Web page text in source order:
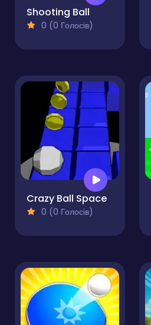
Shooting Ball
0 (0 Голосів)
Crazy Ball Space
0 (0 Голосів)